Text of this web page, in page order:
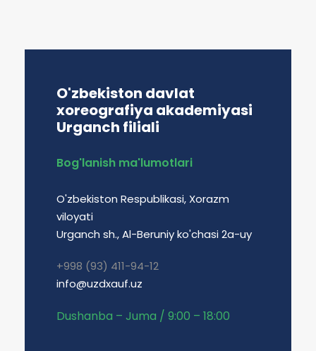
O'zbekiston davlat
xoreografiya akademiyasi
Urganch filiali
Bog'lanish ma'lumotlari
O'zbekiston Respublikasi, Xorazm
viloyati
Urganch sh., Al-Beruniy ko'chasi 2a-uy
+998 (93) 411-94-12
info@uzdxauf.uz
Dushanba – Juma / 9:00 – 18:00